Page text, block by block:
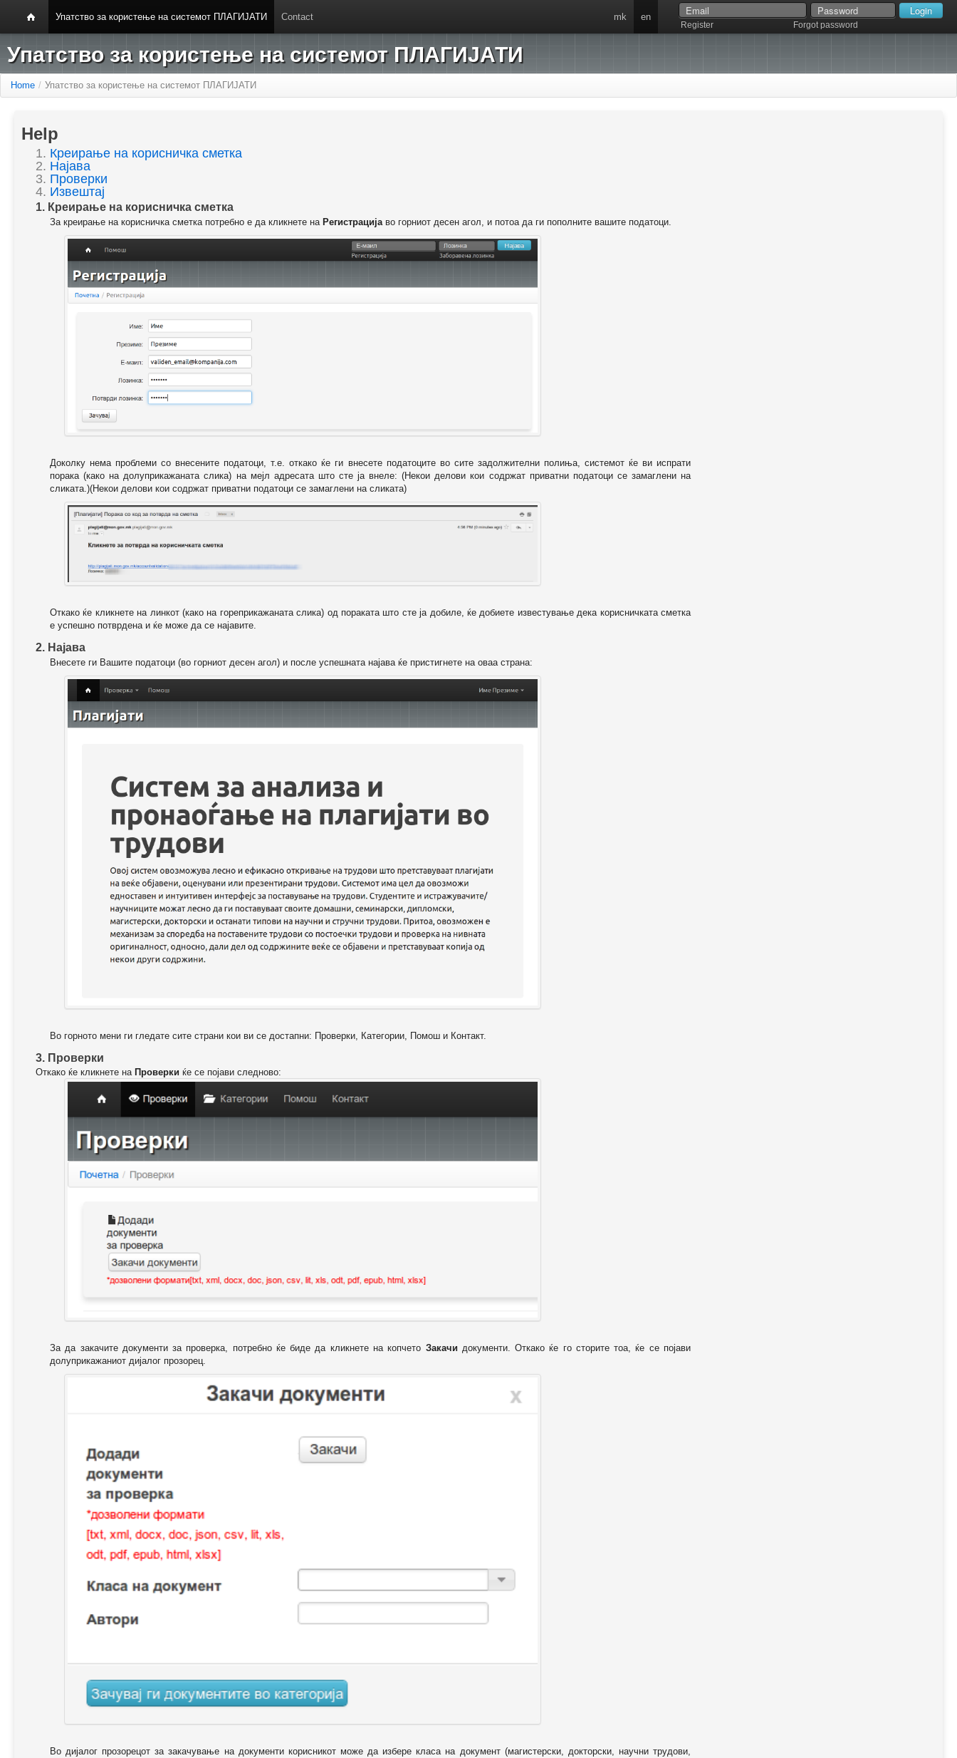
Упатство за користење на системот ПЛАГИЈАТИ Contact
Register Forgot password
mk en
Упатство за користење на системот ПЛАГИЈАТИ
Home / Упатство за користење на системот ПЛАГИЈАТИ
Help
1. Креирање на корисничка сметка
2. Најава
3. Проверки
4. Извештај
1. Креирање на корисничка сметка
За креирање на корисничка сметка потребно е да кликнете на Регистрацијаво горниот десен агол, и потоа да ги пополните вашите податоци.
Доколку нема проблеми со внесените податоци, т.е. откако ќе ги внесете податоците во сите задолжителни полиња, системот ќе ви испрати
порака (како на долуприкажаната слика) на мејл адресата што сте ја внеле: (Некои делови кои содржат приватни податоци се замаглени на
сликата.)(Некои делови кои содржат приватни податоци се замаглени на сликата)
Откако ќе кликнете на линкот (како на гореприкажаната слика) од пораката што сте ја добиле, ќе добиете известување дека корисничката сметка
е успешно потврдена и ќе може да се најавите.
2. Најава
Внесете ги Вашите податоци (во горниот десен агол) и после успешната најава ќе пристигнете на оваа страна:
Во горното мени ги гледате сите страни кои ви се достапни: Проверки, Категории, Помош и Контакт.
3. Проверки
Откако ќе кликнете на Проверки ќе се појави следново:
За да закачите документи за проверка, потребно ќе биде да кликнете на копчето Закачи документи. Откако ќе го сторите тоа, ќе се појави
долуприкажаниот дијалог прозорец.
Во дијалог прозорецот за закачување на документи корисникот може да избере класа на документ (магистерски, докторски, научни трудови,